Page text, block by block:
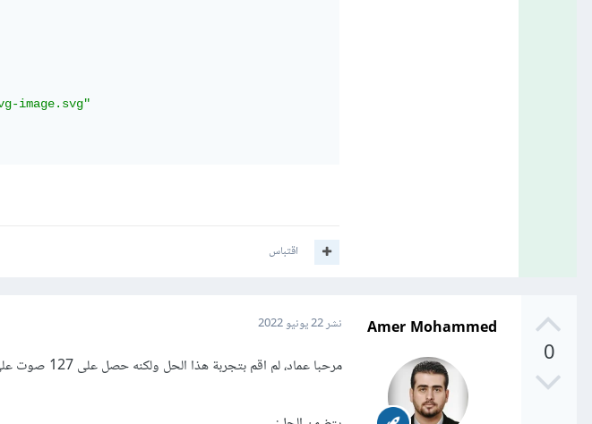
image.svg"
اقتباس
0
Amer Mohammed نشر22 يونيو 2022
مرحبا عماد، لم اقم بتجربة هذا الحل ولكنه حصل على 127 صوت على stackoverflow.